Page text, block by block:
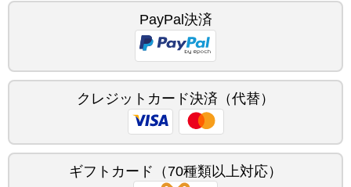
PayPal決済
クレジットカード決済（代替）
ギフトカード（70種類以上対応）